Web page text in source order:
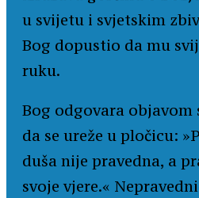
u svijetu i svjetskim
Bog dopustio da mu
ruku.
Bog odgovara
da se ureže u pločicu:
duša nije pravedna, a
svoje vjere.«